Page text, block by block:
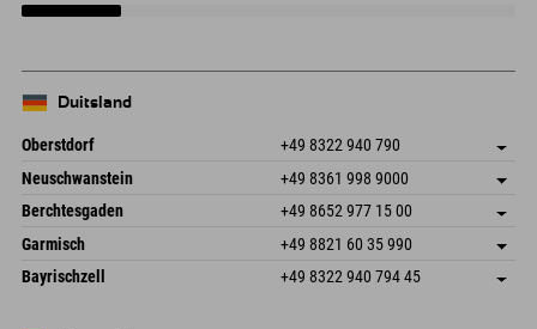
Duitsland
Oberstdorf +49 8322 940 790
An der Breitach 3
87538 Fischen I. Allgäu
Duitsland
Adres opslaan
Aankomstinformatie
Booking
Neuschwanstein +49 8361 998 9000
An der Riese 45
87484 Nesselwang im Allgäu
Duitsland
Adres opslaan
Booking
Berchtesgaden +49 8652 977 15 00
Hofreitstr. 7
83471 Schönau am Königssee
Duitsland
Adres opslaan
Aankomstinformatie
Booking
Garmisch +49 8821 60 35 990
Frickenstraße 22
82490 Farchant
Adres opslaan
Bayrischzell +49 8322 940 794 45